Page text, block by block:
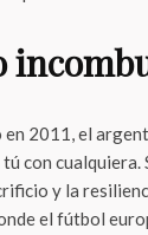
2011, el
con cualquiera.
y la
el fútbol